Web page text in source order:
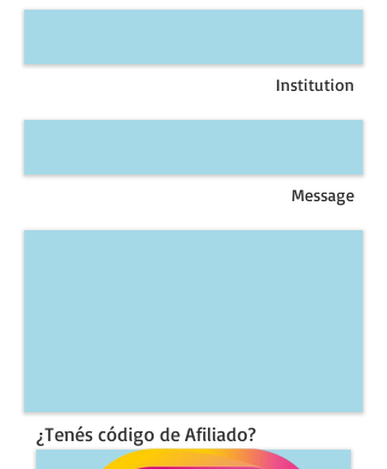
Institution
Message
¿Tenés código de Afiliado?